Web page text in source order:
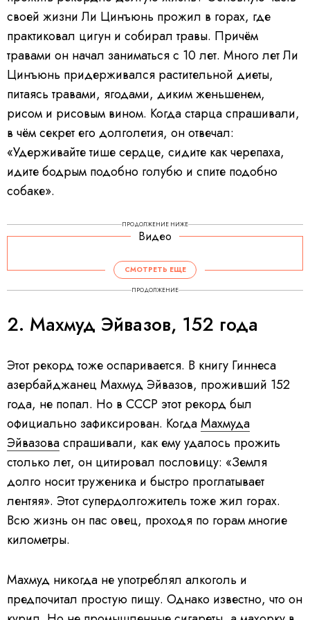
своей жизни Ли Цинъюнь прожил в горах, где
практиковал цигун и собирал травы. Причём
травами он начал заниматься с 10 лет. Много лет Ли
Цинъюнь придерживался растительной диеты,
питаясь травами, ягодами, диким женьшенем,
рисом и рисовым вином. Когда старца спрашивали,
в чём секрет его долголетия, он отвечал:
«Удерживайте тише сердце, сидите как черепаха,
идите бодрым подобно голубю и спите подобно
собаке».
ПРОДОЛЖЕНИЕ НИЖЕ
Видео
СМОТРЕТЬ ЕЩЕ
ПРОДОЛЖЕНИЕ
2. Махмуд Эйвазов, 152 года
Этот рекорд тоже оспаривается. В книгу Гиннеса
азербайджанец Махмуд Эйвазов, проживший 152
года, не попал. Но в СССР этот рекорд был
официально зафиксирован. КогдаМахмуда
Эйвазоваспрашивали, как ему удалось прожить
столько лет, он цитировал пословицу: «Земля
долго носит труженика и быстро проглатывает
лентяя». Этот супердолгожитель тоже жил горах.
Всю жизнь он пас овец, проходя по горам многие
километры.
Махмуд никогда не употреблял алкоголь и
предпочитал простую пищу. Однако известно, что он